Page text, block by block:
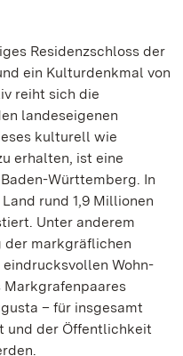
Residenzschloss der
ein Kulturdenkmal von
reiht sich die
landeseigenen
kulturell wie
erhalten, ist eine
Württemberg. In
rund 1,9 Millionen
Unter anderem
der markgräflichen
Wohn-
Markgrafenpaares
– für insgesamt
und der Öffentlichkeit